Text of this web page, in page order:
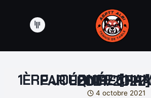
1ÈRE JOURNÉE CHAMPIONNAT PAR ÉQUIPE [PHASE 1 – 2021/2022]
4 octobre 2021